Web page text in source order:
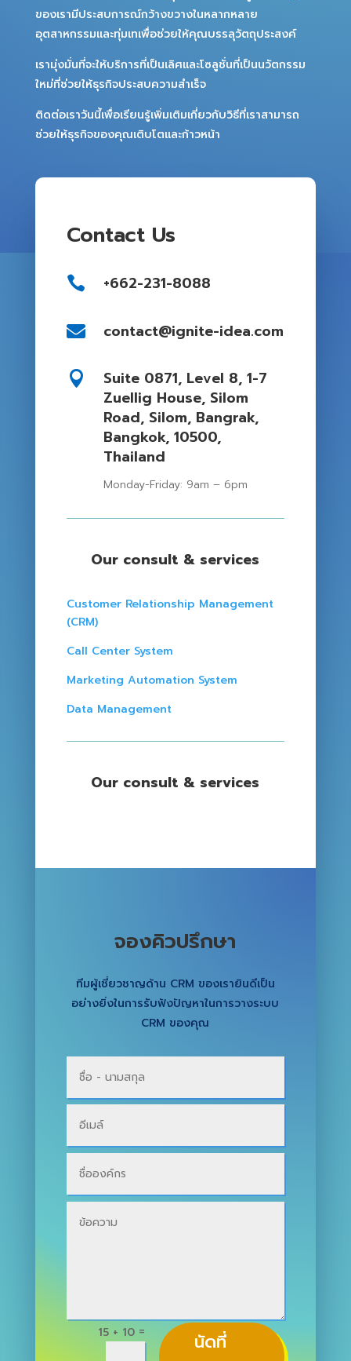
ของเรามีประสบการณ์กว้างขวางในหลากหลาย
อุตสาหกรรมและทุ่มเทเพื่อช่วยให้คุณบรรลุวัตถุประสงค์
เรามุ่งมั่นที่จะให้บริการที่เป็นเลิศและโซลูชั่นที่เป็นนวัตกรรม
ใหม่ที่ช่วยให้ธุรกิจประสบความสำเร็จ
ติดต่อเราวันนี้เพื่อเรียนรู้เพิ่มเติมเกี่ยวกับวิธีที่เราสามารถ
ช่วยให้ธุรกิจของคุณเติบโตและก้าวหน้า
Contact Us
 +662-231-8088
 contact@ignite-idea.com

Suite 0871, Level 8, 1-7
Zuellig House, Silom
Road, Silom, Bangrak,
Bangkok, 10500,
Thailand
Monday-Friday: 9am – 6pm
Our consult & services
Customer Relationship Management
(CRM)
Call Center System
Marketing Automation System
Data Management
Our consult & services
จองคิวปรึกษา
ทีมผู้เชี่ยวชาญด้าน CRM ของเรายินดีเป็น
อย่างยิ่งในการรับฟังปัญหาในการวางระบบ
CRM ของคุณ
15 + 10 =
นัดที่